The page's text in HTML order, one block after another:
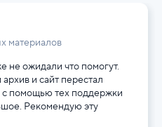
материалов
не ожидали что помогут.
и сайт перестал
с помощью тех поддержки
Рекомендую эту